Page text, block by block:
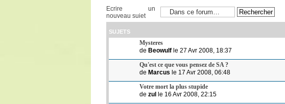
Ecrire un
nouveau sujet
SUJETS
Mysteres
de Beowulf le 27 Avr 2008, 18:37
Qu'est ce que vous pensez de SA ?
de Marcus le 17 Avr 2008, 06:48
Votre mort la plus stupide
de zul le 16 Avr 2008, 22:15